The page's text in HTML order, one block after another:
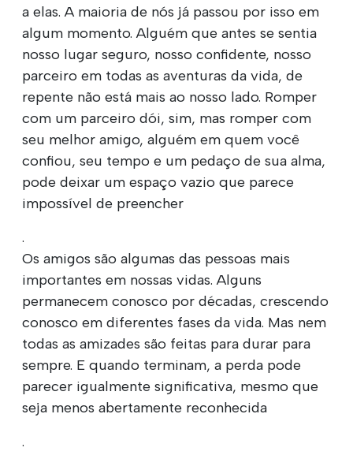
a elas. A maioria de nós já passou por isso em
algum momento. Alguém que antes se sentia
nosso lugar seguro, nosso confidente, nosso
parceiro em todas as aventuras da vida, de
repente não está mais ao nosso lado. Romper
com um parceiro dói, sim, mas romper com
seu melhor amigo, alguém em quem você
confiou, seu tempo e um pedaço de sua alma,
pode deixar um espaço vazio que parece
impossível de preencher
.
Os amigos são algumas das pessoas mais
importantes em nossas vidas. Alguns
permanecem conosco por décadas, crescendo
conosco em diferentes fases da vida. Mas nem
todas as amizades são feitas para durar para
sempre. E quando terminam, a perda pode
parecer igualmente significativa, mesmo que
seja menos abertamente reconhecida
.